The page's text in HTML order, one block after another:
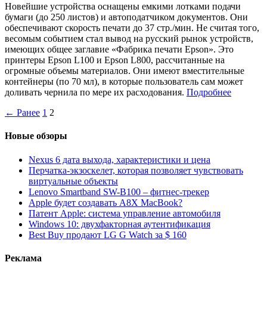
Новейшие устройства оснащены емкими лотками подачи
бумаги (до 250 листов) и автоподатчиком документов. Они
обеспечивают скорость печати до 37 стр./мин. Не считая того,
весомым событием стал вывод на русский рынок устройств,
имеющих общее заглавие «Фабрика печати Epson». Это
принтеры Epson L100 и Epson L800, рассчитанные на
огромные объемы материалов. Они имеют вместительные
контейнеры (по 70 мл), в которые пользователь сам может
доливать чернила по мере их расходования. Подробнее
← Ранее 1 2
Новые обзоры
Nexus 6 дата выхода, характеристики и цена
Перчатка-экзоскелет, которая позволяет чувствовать
виртуальные объекты
Lenovo Smartband SW-B100 – фитнес-трекер
Apple будет создавать A8X MacBook?
Патент Apple: система управление автомобиля
Windows 10: двухфакторная аутентификация
Best Buy продают LG G Watch за $ 160
Реклама